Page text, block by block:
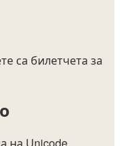
са билетчета за